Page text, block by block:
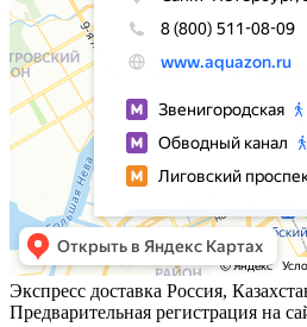
Экспресс доставка Россия,
Предварительная регистрация на